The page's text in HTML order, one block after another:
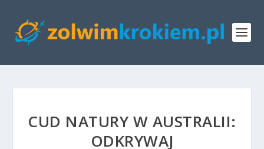
CUD NATURY W AUSTRALII:
ODKRYWAJ